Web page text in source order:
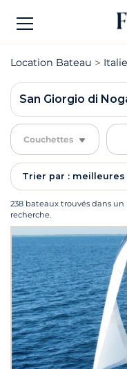
Location Bateau Italie
San Giorgio di
Couchettes
Trier par : meilleures
238 bateaux trouvés dans un
recherche.